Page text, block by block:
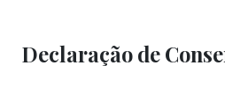
Declaração de